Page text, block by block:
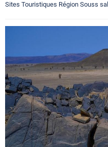
Sites Touristiques Région Souss